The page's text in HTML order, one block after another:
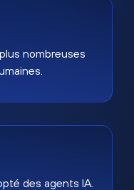
nombreuses
des agents IA.